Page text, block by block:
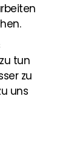
tun
zu
uns